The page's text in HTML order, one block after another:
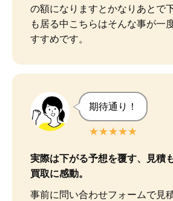
の額になりますとかなりあとで
も居る中こちらはそんな事が一
すすめです。
期待通り！
★★★★★
実際は下がる予想を覆す、見積
買取に感動。
事前に問い合わせフォームで見